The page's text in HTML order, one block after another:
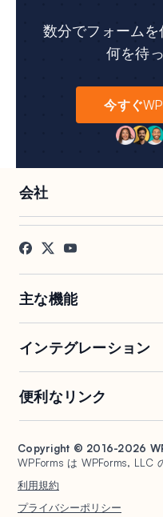
数分でフォーム
何を待
今すぐ
会社
採用情報
お客様の声
プレス
主な機能
条件付きロジック
会話型フォーム
フォームランディングページ
エントリー管理
フォーム放棄
フォーム通知
ファイルアップロード
計算フォーム
インテグレーション
Google Sheets
Salesforce
HubSpot
Google ドライブ
便利なリンク
ドキュメント
プランと料金
WordPress ホスティング
Copyright © 2016-2026
WPForms は WPForms, LLC
利用規約
プライバシーポリシー